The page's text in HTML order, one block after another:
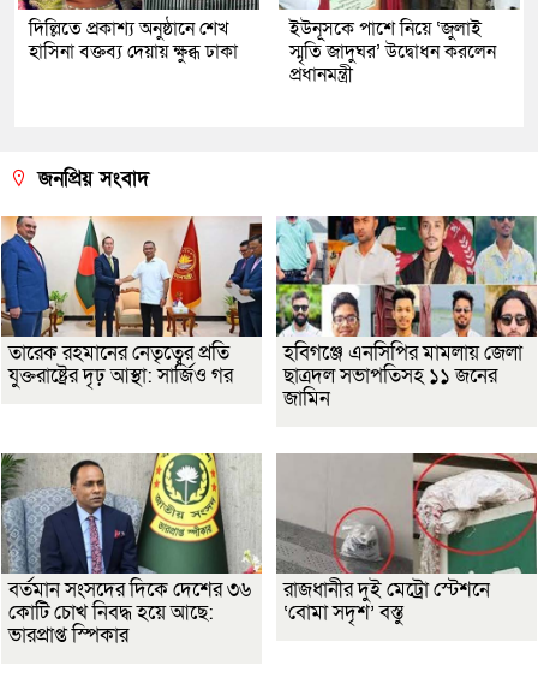
দিল্লিতে প্রকাশ্য অনুষ্ঠানে শেখ
হাসিনা বক্তব্য দেয়ায় ক্ষুব্ধ ঢাকা
ইউনূসকে পাশে নিয়ে ‘জুলাই
স্মৃতি জাদুঘর’ উদ্বোধন করলেন
প্রধানমন্ত্রী
জনপ্রিয় সংবাদ
তারেক রহমানের নেতৃত্বের প্রতি
যুক্তরাষ্ট্রের দৃঢ় আস্থা: সার্জিও গর
হবিগঞ্জে এনসিপির মামলায় জেলা
ছাত্রদল সভাপতিসহ ১১ জনের
জামিন
বর্তমান সংসদের দিকে দেশের ৩৬
কোটি চোখ নিবদ্ধ হয়ে আছে:
ভারপ্রাপ্ত স্পিকার
রাজধানীর দুই মেট্রো স্টেশনে
‘বোমা সদৃশ’ বস্তু